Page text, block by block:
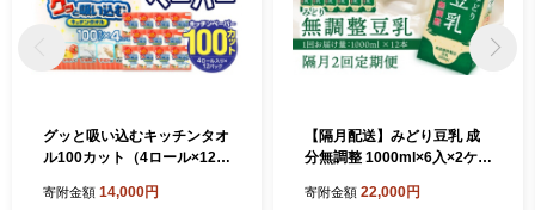
グッと吸い込むキッチンタオ
ル100カット（4ロール×12パ
用品 消耗品 大容量 吸収力 破
寄附金額 14,000円
【隔月配送】みどり豆乳 成
分無調整 1000ml×6入×2ケー
定期便 飲料 豆乳 成分無調整
寄附金額 22,000円